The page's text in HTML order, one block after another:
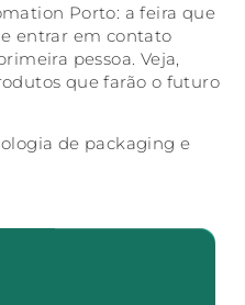
Porto: a feira que
entrar em contato
pessoa. Veja,
que farão o futuro
de packaging e